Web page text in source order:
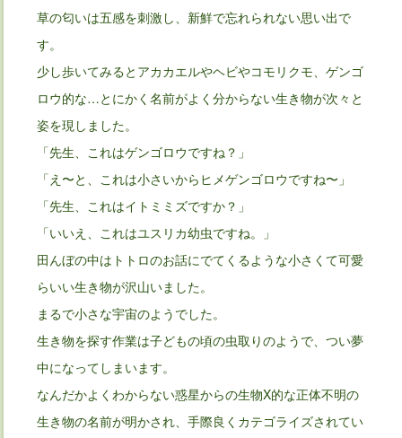
草の匂いは五感を刺激し、新鮮で忘れられない思い出で
す。
少し歩いてみるとアカカエルやヘビやコモリクモ、ゲンゴ
ロウ的な…とにかく名前がよく分からない生き物が次々と
姿を現しました。
「先生、これはゲンゴロウですね？」
「え〜と、これは小さいからヒメゲンゴロウですね〜」
「先生、これはイトミミズですか？」
「いいえ、これはユスリカ幼虫ですね。」
田んぼの中はトトロのお話にでてくるような小さくて可愛
らいい生き物が沢山いました。
まるで小さな宇宙のようでした。
生き物を探す作業は子どもの頃の虫取りのようで、つい夢
中になってしまいます。
なんだかよくわからない惑星からの生物X的な正体不明の
生き物の名前が明かされ、手際良くカテゴライズされてい